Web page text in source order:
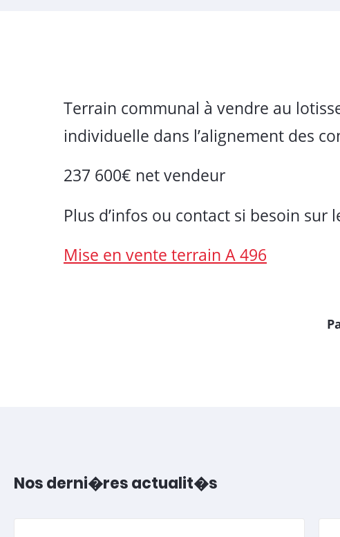
Terrain communal à vendre au
individuelle dans l’alignement des
237 600€ net vendeur
Plus d’infos ou contact si besoin sur
Mise en vente terrain A 496
Nos derni�res actualit�s